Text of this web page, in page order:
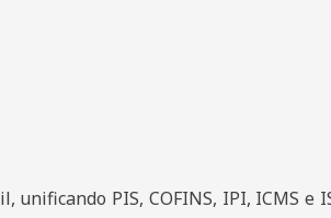
PIS, COFINS, IPI, ICMS e